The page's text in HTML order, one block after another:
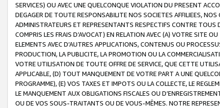
SERVICES) OU AVEC UNE QUELCONQUE VIOLATION DU PRESENT
DEGAGER DE TOUTE RESPONSABILITE NOS SOCIETES AFFILIEES,
ADMINISTRATEURS ET REPRESENTANTS RESPECTIFS CONTRE
COMPRIS LES FRAIS D’AVOCAT) EN RELATION AVEC (A) VOTRE SITE
ELEMENTS AVEC D’AUTRES APPLICATIONS, CONTENUS OU
PRODUCTION, LA PUBLICITE, LA PROMOTION OU LA
VOTRE UTILISATION DE TOUTE OFFRE DE SERVICE, QUE CETTE
APPLICABLE, (D) TOUT MANQUEMENT DE VOTRE PART A UNE
PROGRAMME), (E) VOS TAXES ET IMPOTS OU LA COLLECTE, LE
LE MANQUEMENT AUX OBLIGATIONS FISCALES OU
OU DE VOS SOUS-TRAITANTS OU DE VOUS-MÊMES. NOTRE